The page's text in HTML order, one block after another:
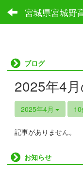
宮城県宮城野
ブログ
2025年4
2025年4月
記事がありません。
お知らせ